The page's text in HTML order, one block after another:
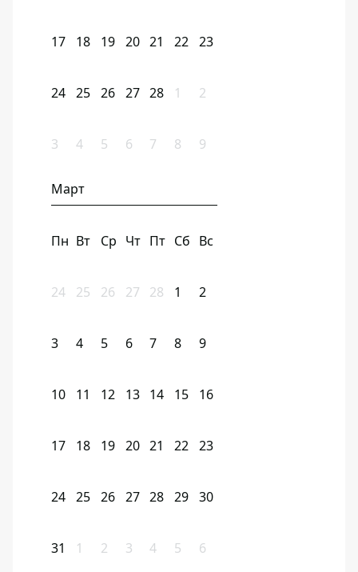
17 18 19 20 21 22 23
24 25 26 27 28 1 2
3 4 5 6 7 8 9
Март
Пн Вт Ср Чт Пт Сб Вс
24 25 26 27 28 1 2
3 4 5 6 7 8 9
10 11 12 13 14 15 16
17 18 19 20 21 22 23
24 25 26 27 28 29 30
31 1 2 3 4 5 6